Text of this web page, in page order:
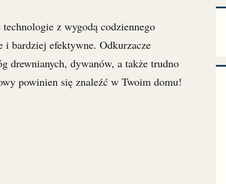
z wygodą codziennego
i bardziej efektywne. Odkurzacze
drewnianych, dywanów, a także trudno
powinien się znaleźć w Twoim domu!